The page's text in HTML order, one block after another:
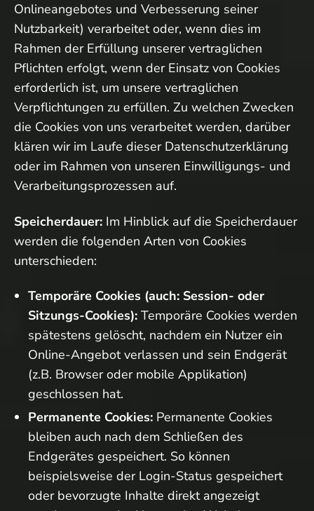
Onlineangebotes und Verbesserung seiner
Nutzbarkeit) verarbeitet oder, wenn dies im
Rahmen der Erfüllung unserer vertraglichen
Pflichten erfolgt, wenn der Einsatz von Cookies
erforderlich ist, um unsere vertraglichen
Verpflichtungen zu erfüllen. Zu welchen Zwecken
die Cookies von uns verarbeitet werden, darüber
klären wir im Laufe dieser Datenschutzerklärung
oder im Rahmen von unseren Einwilligungs- und
Verarbeitungsprozessen auf.
Speicherdauer: Im Hinblick auf die Speicherdauer
werden die folgenden Arten von Cookies
unterschieden:
Temporäre Cookies (auch: Session- oder
Sitzungs-Cookies): Temporäre Cookies werden
spätestens gelöscht, nachdem ein Nutzer ein
Online-Angebot verlassen und sein Endgerät
(z.B. Browser oder mobile Applikation)
geschlossen hat.
Permanente Cookies: Permanente Cookies
bleiben auch nach dem Schließen des
Endgerätes gespeichert. So können
beispielsweise der Login-Status gespeichert
oder bevorzugte Inhalte direkt angezeigt